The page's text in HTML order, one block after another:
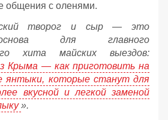
общения с оленями.
творог и сыр — это
для главного
хита майских выездов:
Крыма — как приготовить на
янтыки, которые станут для
вкусной и легкой заменой
».